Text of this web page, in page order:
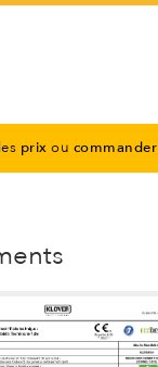
prix ou commander